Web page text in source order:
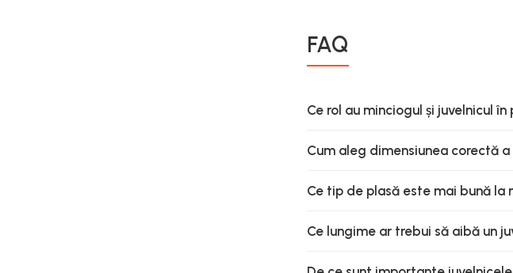
FAQ
Ce rol au minciogul și juvelnicul
Cum aleg dimensiunea corectă
Ce tip de plasă este mai bună la
Ce lungime ar trebui să aibă un